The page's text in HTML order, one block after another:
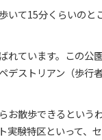
いて15分くらいのと
れています。この公
デストリアン（歩行
お散歩できるという
実験特区といって、